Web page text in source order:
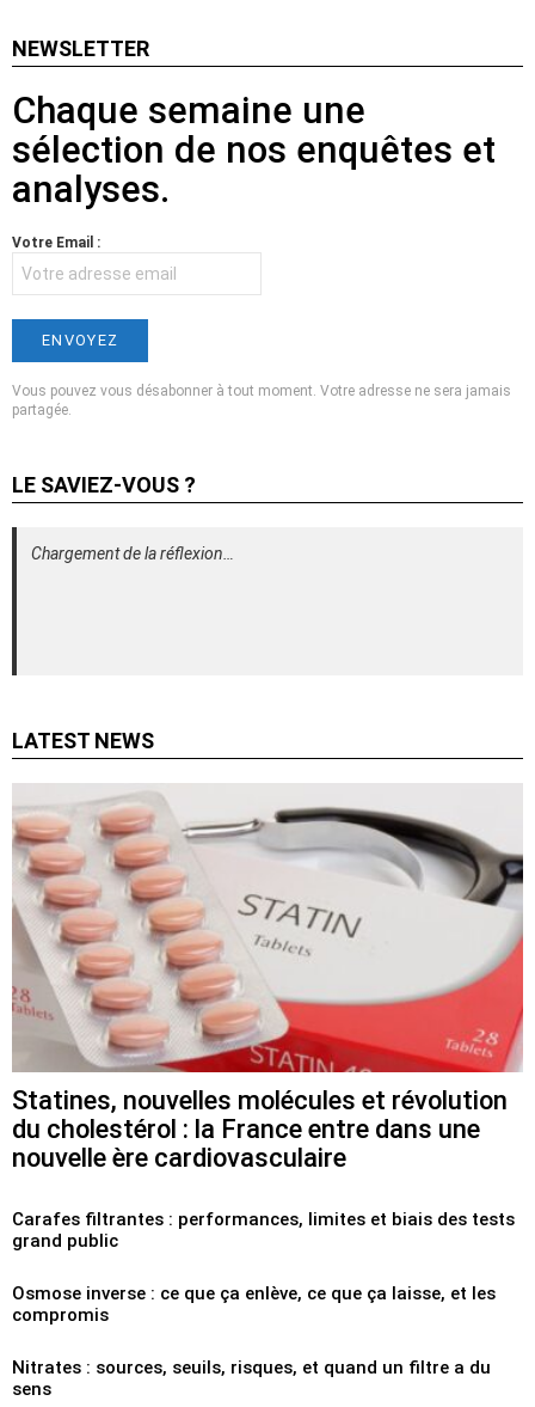
NEWSLETTER
Chaque semaine une
sélection de nos enquêtes et
analyses.
Votre Email :
Vous pouvez vous désabonner à tout moment. Votre adresse ne sera jamais
partagée.
LE SAVIEZ-VOUS ?
Chargement de la réflexion…
LATEST NEWS
Statines, nouvelles molécules et révolution
du cholestérol : la France entre dans une
nouvelle ère cardiovasculaire
Carafes filtrantes : performances, limites et biais des tests
grand public
Osmose inverse : ce que ça enlève, ce que ça laisse, et les
compromis
Nitrates : sources, seuils, risques, et quand un filtre a du
sens